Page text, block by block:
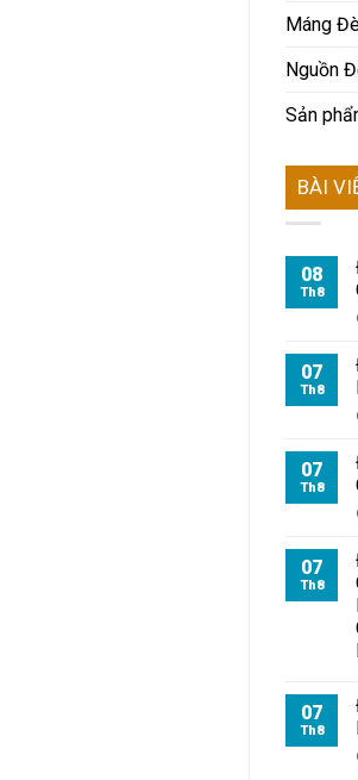
Máng
Nguồn
Sản
BÀI
08
Th8
07
Th8
07
Th8
07
Th8
07
Th8